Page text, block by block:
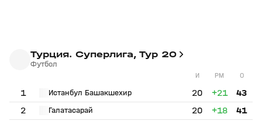
Турция. Суперлига, Тур 20
Футбол
И РМ О
1 Истанбул Башакшехир 20 +21
43
2
Галатасарай 20 +18
41